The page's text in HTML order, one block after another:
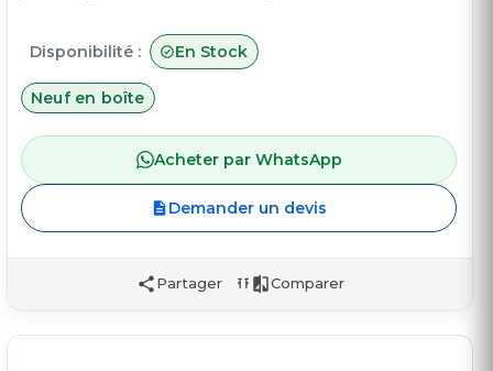
Disponibilité : En Stock
Neuf en boîte
Acheter par WhatsApp
Demander un devis
Partager Comparer